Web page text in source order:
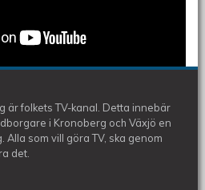
är folkets TV-kanal. Detta innebär
i Kronoberg och Växjö en
Alla som vill göra TV, ska genom
det.